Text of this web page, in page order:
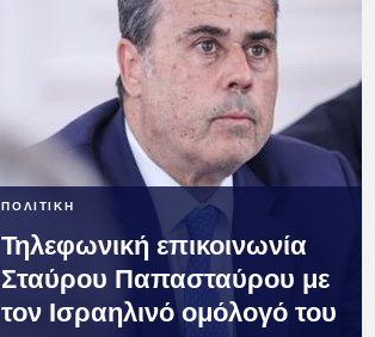
ΠΟΛΙΤΙΚΗ
Τηλεφωνική επικοινωνία
Σταύρου Παπασταύρου με
τον Ισραηλινό ομόλογό του